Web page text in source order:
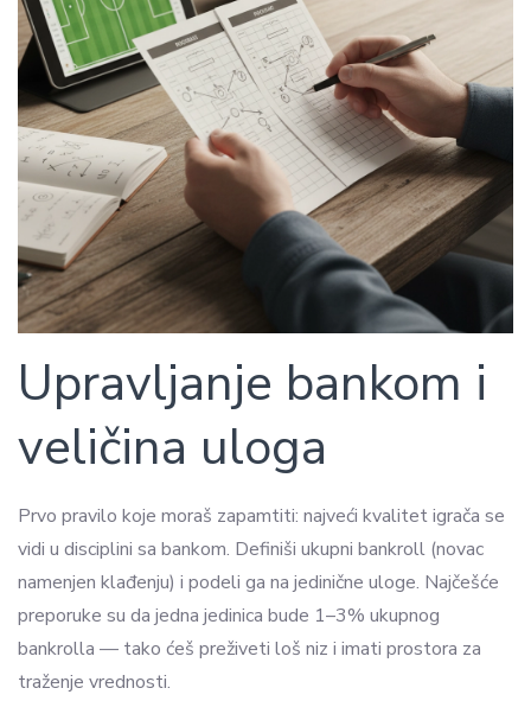
Upravljanje bankom i
veličina uloga
Prvo pravilo koje moraš zapamtiti: najveći kvalitet igrača se
vidi u disciplini sa bankom. Definiši ukupni bankroll (novac
namenjen klađenju) i podeli ga na jedinične uloge. Najčešće
preporuke su da jedna jedinica bude 1–3% ukupnog
bankrolla — tako ćeš preživeti loš niz i imati prostora za
traženje vrednosti.